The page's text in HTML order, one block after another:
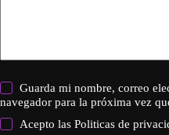
Guarda mi nombre, correo
navegador para la próxima vez
Acepto lasPoliticas de